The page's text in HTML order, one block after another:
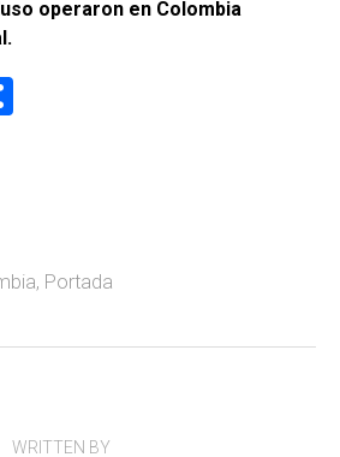
operaron en Colombia
tir
, Portada
WRITTEN BY